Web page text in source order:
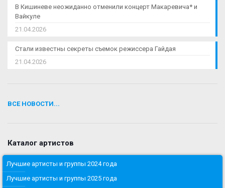
В Кишиневе неожиданно отменили концерт Макаревича* и
Вайкуле
21.04.2026
Стали известны секреты съемок режиссера Гайдая
21.04.2026
ВСЕ НОВОСТИ...
Каталог артистов
Лучшие артисты и группы 2024 года
Лучшие артисты и группы 2025 года